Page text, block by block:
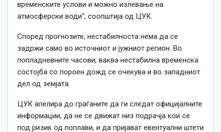
временските услови и можно излевање на
атмосферски води“, соопштија од ЦУК.
Според прогнозите, нестабилноста нема да се
задржи само во источниот и јужниот регион. Во
попладневните часови, ваква нестабилна временска
состојба со пороен дожд се очекува и во западниот
дел од земјата.
ЦУК апелира до граѓаните да ги следат официјалните
информации, да не се движат низ подрачја кои се
под ризик од поплави, и да пријават евентуални штети